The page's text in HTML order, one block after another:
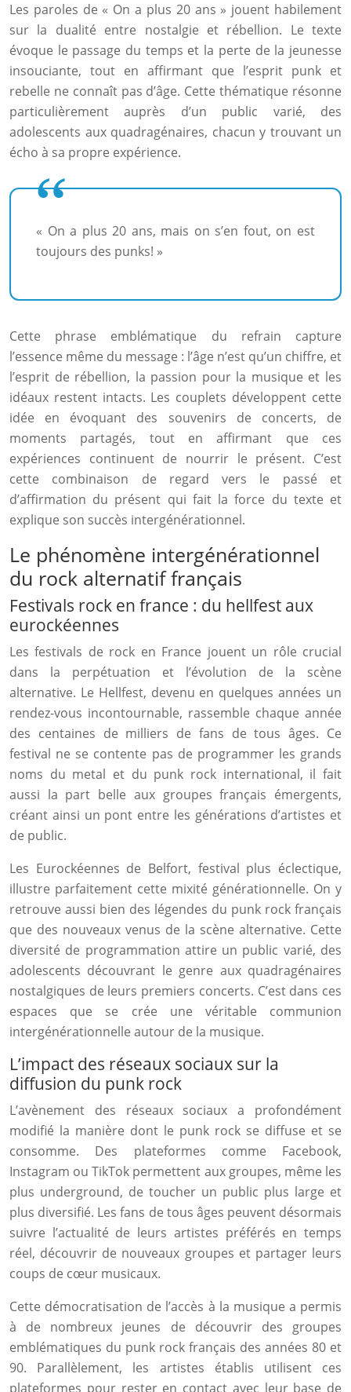
Les paroles de « On a plus 20 ans » jouent habilement
sur la dualité entre nostalgie et rébellion. Le texte
évoque le passage du temps et la perte de la jeunesse
insouciante, tout en affirmant que l’esprit punk et
rebelle ne connaît pas d’âge. Cette thématique résonne
particulièrement auprès d’un public varié, des
adolescents aux quadragénaires, chacun y trouvant un
écho à sa propre expérience.
« On a plus 20 ans, mais on s’en fout, on est
toujours des punks! »
Cette phrase emblématique du refrain capture
l’essence même du message : l’âge n’est qu’un chiffre, et
l’esprit de rébellion, la passion pour la musique et les
idéaux restent intacts. Les couplets développent cette
idée en évoquant des souvenirs de concerts, de
moments partagés, tout en affirmant que ces
expériences continuent de nourrir le présent. C’est
cette combinaison de regard vers le passé et
d’affirmation du présent qui fait la force du texte et
explique son succès intergénérationnel.
Le phénomène intergénérationnel
du rock alternatif français
Festivals rock en france : du hellfest aux
eurockéennes
Les festivals de rock en France jouent un rôle crucial
dans la perpétuation et l’évolution de la scène
alternative. Le Hellfest, devenu en quelques années un
rendez-vous incontournable, rassemble chaque année
des centaines de milliers de fans de tous âges. Ce
festival ne se contente pas de programmer les grands
noms du metal et du punk rock international, il fait
aussi la part belle aux groupes français émergents,
créant ainsi un pont entre les générations d’artistes et
de public.
Les Eurockéennes de Belfort, festival plus éclectique,
illustre parfaitement cette mixité générationnelle. On y
retrouve aussi bien des légendes du punk rock français
que des nouveaux venus de la scène alternative. Cette
diversité de programmation attire un public varié, des
adolescents découvrant le genre aux quadragénaires
nostalgiques de leurs premiers concerts. C’est dans ces
espaces que se crée une véritable communion
intergénérationnelle autour de la musique.
L’impact des réseaux sociaux sur la
diffusion du punk rock
L’avènement des réseaux sociaux a profondément
modifié la manière dont le punk rock se diffuse et se
consomme. Des plateformes comme Facebook,
Instagram ou TikTok permettent aux groupes, même les
plus underground, de toucher un public plus large et
plus diversifié. Les fans de tous âges peuvent désormais
suivre l’actualité de leurs artistes préférés en temps
réel, découvrir de nouveaux groupes et partager leurs
coups de cœur musicaux.
Cette démocratisation de l’accès à la musique a permis
à de nombreux jeunes de découvrir des groupes
emblématiques du punk rock français des années 80 et
90. Parallèlement, les artistes établis utilisent ces
plateformes pour rester en contact avec leur base de